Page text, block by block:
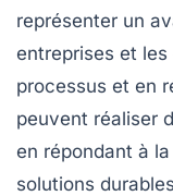
représenter un
entreprises et
processus et en
peuvent réaliser
en répondant à
solutions